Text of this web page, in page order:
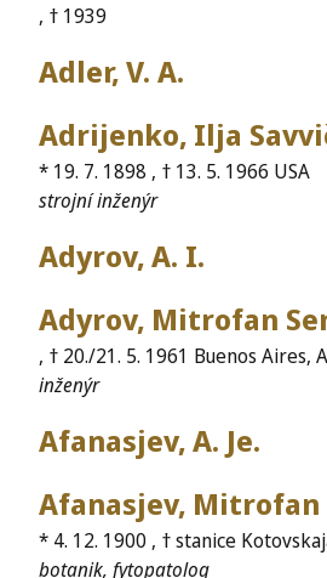
, † 1939
Adler, V. A.
Adrijenko, Ilja
* 19. 7. 1898 , † 13. 5. 1966 USA
strojní inženýr
Adyrov, A. I.
Adyrov, Mitrofan
, † 20./21. 5. 1961 Buenos Aires,
inženýr
Afanasjev, A. Je.
Afanasjev,
* 4. 12. 1900 , † stanice
botanik, fytopatolog